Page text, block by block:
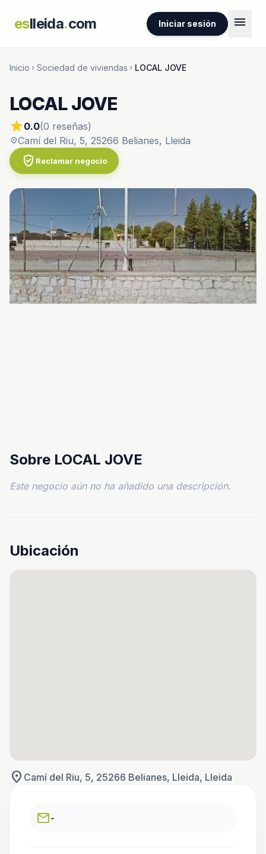
eslleida.com Iniciar sesión menu
Inicio chevron_right Sociedad de viviendas chevron_right LOCAL JOVE
LOCAL JOVE
star0.0(0 reseñas)
location_onCamí del Riu, 5, 25266 Belianes, Lleida
verified_user Reclamar negocio
Sobre LOCAL JOVE
Este negocio aún no ha añadido una descripción.
Ubicación
location_on Camí del Riu, 5, 25266 Belianes, Lleida, Lleida
email-